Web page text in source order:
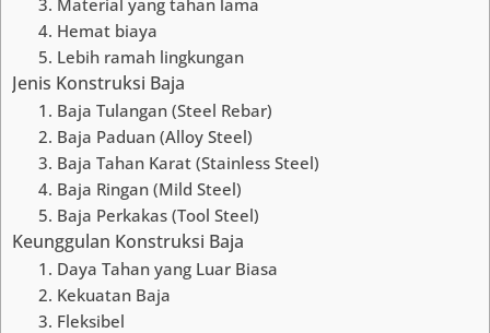
4. Hemat biaya
5. Lebih ramah lingkungan
Jenis Konstruksi Baja
1. Baja Tulangan (Steel Rebar)
2. Baja Paduan (Alloy Steel)
3. Baja Tahan Karat (Stainless Steel)
4. Baja Ringan (Mild Steel)
5. Baja Perkakas (Tool Steel)
Keunggulan Konstruksi Baja
1. Daya Tahan yang Luar Biasa
2. Kekuatan Baja
3. Fleksibel